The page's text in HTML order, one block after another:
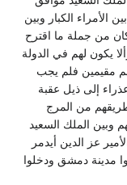
الأمراء الكبار وبين
من جملة ما اقترح
يكون لهم في الدولة
مقيمين فلم يجب
إلى ذيل عقبة
من المرج
وبين الملك السعيد
عز الدين أيدمر
مدينة دمشق ودخلوا